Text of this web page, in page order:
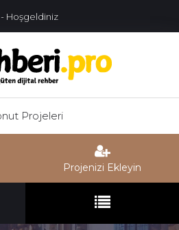
Hoşgeldiniz
Projeleri
Projenizi Ekleyin